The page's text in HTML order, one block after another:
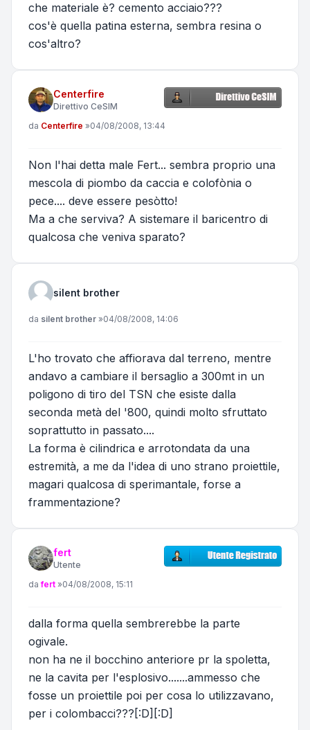
che materiale è? cemento acciaio???
cos'è quella patina esterna, sembra resina o
cos'altro?
Centerfire
Direttivo CeSIM
Messaggio
da Centerfire »04/08/2008, 13:44
Non l'hai detta male Fert... sembra proprio una
mescola di piombo da caccia e colofònia o
pece.... deve essere pesòtto!
Ma a che serviva? A sistemare il baricentro di
qualcosa che veniva sparato?
silent brother
Messaggio
da silent brother »04/08/2008, 14:06
L'ho trovato che affiorava dal terreno, mentre
andavo a cambiare il bersaglio a 300mt in un
poligono di tiro del TSN che esiste dalla
seconda metà del '800, quindi molto sfruttato
soprattutto in passato....
La forma è cilindrica e arrotondata da una
estremità, a me da l'idea di uno strano proiettile,
magari qualcosa di sperimantale, forse a
frammentazione?
fert
Utente
Messaggio
dafert »04/08/2008, 15:11
dalla forma quella sembrerebbe la parte
ogivale.
non ha ne il bocchino anteriore pr la spoletta,
ne la cavita per l'esplosivo.......ammesso che
fosse un proiettile poi per cosa lo utilizzavano,
per i colombacci???[:D][:D]